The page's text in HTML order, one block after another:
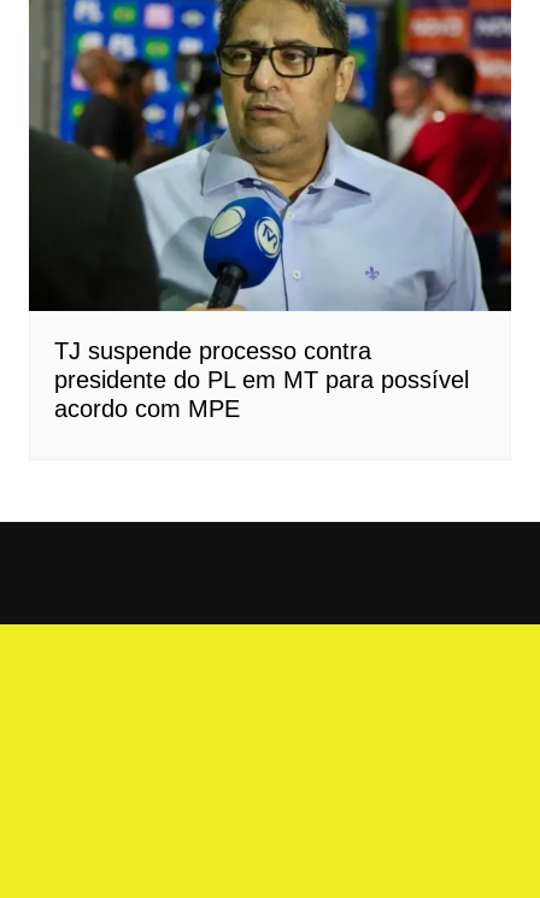
TJ suspende processo contra
presidente do PL em MT para possível
acordo com MPE